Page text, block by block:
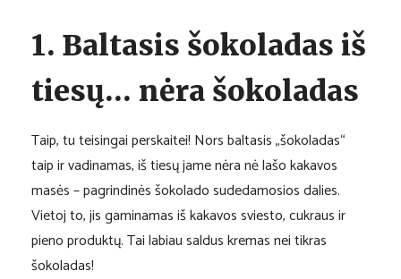
1. Baltasis šokoladas iš
tiesų… nėra šokoladas
Taip, tu teisingai perskaitei! Nors baltasis „šokoladas“
taip ir vadinamas, iš tiesų jame nėra nė lašo kakavos
masės – pagrindinės šokolado sudedamosios dalies.
Vietoj to, jis gaminamas iš kakavos sviesto, cukraus ir
pieno produktų. Tai labiau saldus kremas nei tikras
šokoladas!